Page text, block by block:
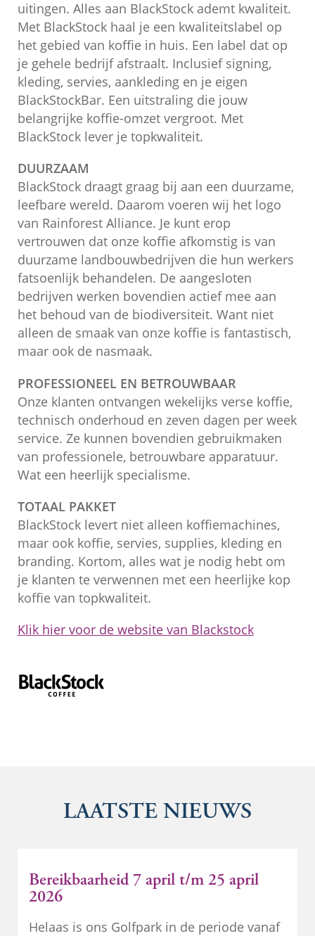
uitingen. Alles aan BlackStock ademt kwaliteit.
Met BlackStock haal je een kwaliteitslabel op
het gebied van koffie in huis. Een label dat op
je gehele bedrijf afstraalt. Inclusief signing,
kleding, servies, aankleding en je eigen
BlackStockBar. Een uitstraling die jouw
belangrijke koffie-omzet vergroot. Met
BlackStock lever je topkwaliteit.
DUURZAAM
BlackStock draagt graag bij aan een duurzame,
leefbare wereld. Daarom voeren wij het logo
van Rainforest Alliance. Je kunt erop
vertrouwen dat onze koffie afkomstig is van
duurzame landbouwbedrijven die hun werkers
fatsoenlijk behandelen. De aangesloten
bedrijven werken bovendien actief mee aan
het behoud van de biodiversiteit. Want niet
alleen de smaak van onze koffie is fantastisch,
maar ook de nasmaak.
PROFESSIONEEL EN BETROUWBAAR
Onze klanten ontvangen wekelijks verse koffie,
technisch onderhoud en zeven dagen per week
service. Ze kunnen bovendien gebruikmaken
van professionele, betrouwbare apparatuur.
Wat een heerlijk specialisme.
TOTAAL PAKKET
BlackStock levert niet alleen koffiemachines,
maar ook koffie, servies, supplies, kleding en
branding. Kortom, alles wat je nodig hebt om
je klanten te verwennen met een heerlijke kop
koffie van topkwaliteit.
Klik hier voor de website van Blackstock
LAATSTE NIEUWS
Bereikbaarheid 7 april t/m 25 april
2026
Helaas is ons Golfpark in de periode vanaf